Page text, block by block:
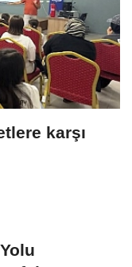
karşı